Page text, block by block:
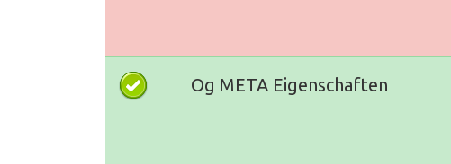
Og META Eigenschaften